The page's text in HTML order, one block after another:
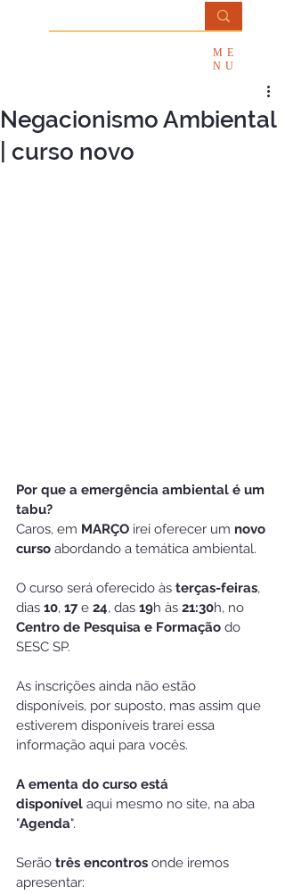
ME
NU
Negacionismo Ambiental
| curso novo
Por que a emergência ambiental é um
tabu?
Caros, em MARÇO irei oferecer um novo
curso abordando a temática ambiental.
O curso será oferecido às terças-feiras,
dias 10, 17 e 24, das 19h às 21:30h, no
Centro de Pesquisa e Formação do
SESC SP.
As inscrições ainda não estão
disponíveis, por suposto, mas assim que
estiverem disponíveis trarei essa
informação aqui para vocês.
A ementa do curso está
disponível aqui mesmo no site, na aba
"Agenda".
Serão três encontros onde iremos
apresentar: